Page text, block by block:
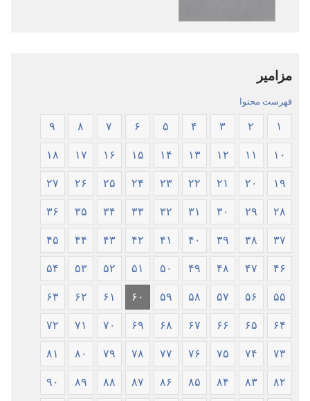
مزامیر
فهرست محتوا
۱ ۲ ۳ ۴ ۵ ۶ ۷ ۸ ۹
۱۰ ۱۱ ۱۲ ۱۳ ۱۴ ۱۵ ۱۶ ۱۷ ۱۸
۱۹ ۲۰ ۲۱ ۲۲ ۲۳ ۲۴ ۲۵ ۲۶ ۲۷
۲۸ ۲۹ ۳۰ ۳۱ ۳۲ ۳۳ ۳۴ ۳۵ ۳۶
۳۷ ۳۸ ۳۹ ۴۰ ۴۱ ۴۲ ۴۳ ۴۴ ۴۵
۴۶ ۴۷ ۴۸ ۴۹ ۵۰ ۵۱ ۵۲ ۵۳ ۵۴
۵۵ ۵۶ ۵۷ ۵۸ ۵۹ ۶۰ ۶۱ ۶۲ ۶۳
۶۴ ۶۵ ۶۶ ۶۷ ۶۸ ۶۹ ۷۰ ۷۱ ۷۲
۷۳ ۷۴ ۷۵ ۷۶ ۷۷ ۷۸ ۷۹ ۸۰ ۸۱
۸۲ ۸۳ ۸۴ ۸۵ ۸۶ ۸۷ ۸۸ ۸۹ ۹۰